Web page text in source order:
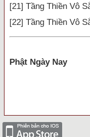
[21] Tầng Thiền Vô
[22] Tầng Thiền Vô
Phật Ngày Nay